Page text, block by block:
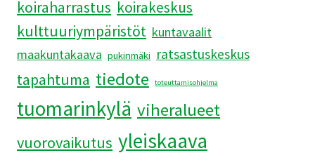
koiraharrastus koirakeskus
kulttuuriympäristöt kuntavaalit
maakuntakaava pukinmäki ratsastuskeskus
tapahtuma tiedote toteuttamisohjelma
tuomarinkylä viheralueet
vuorovaikutus yleiskaava